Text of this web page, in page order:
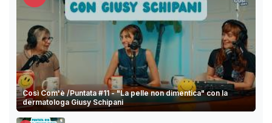
Così Com'è /Puntata #11 - "La pelle non dimentica" con la
dermatologa Giusy Schipani